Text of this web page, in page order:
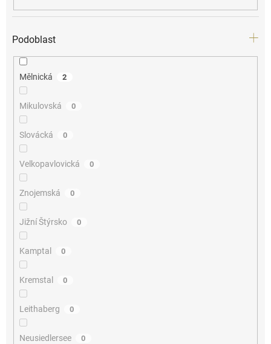
Podoblast
Mělnická 2
Mikulovská 0
Slovácká 0
Velkopavlovická 0
Znojemská 0
Jižní Štýrsko 0
Kamptal 0
Kremstal 0
Leithaberg 0
Neusiedlersee 0